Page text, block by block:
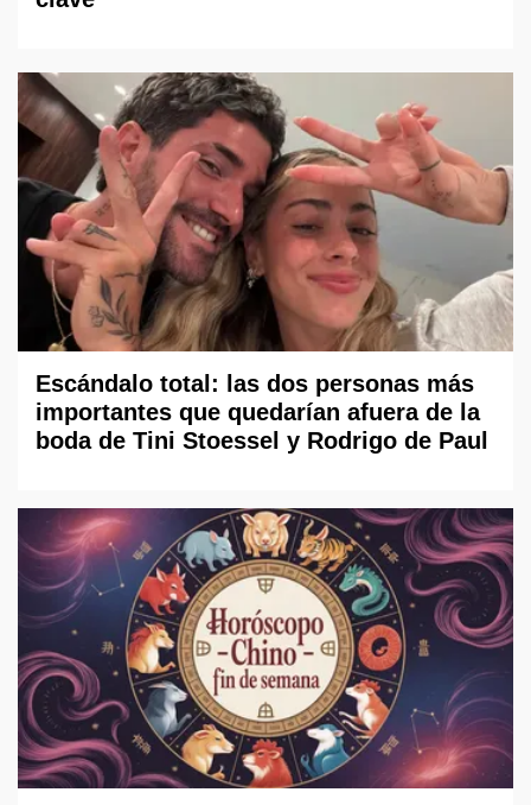
Escándalo total: las dos personas más
importantes que quedarían afuera de la
boda de Tini Stoessel y Rodrigo de Paul